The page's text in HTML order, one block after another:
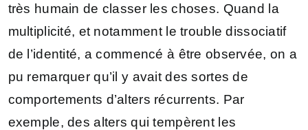
très humain de classer les choses. Quand la
multiplicité, et notamment le trouble dissociatif
de l’identité, a commencé à être observée, on a
pu remarquer qu’il y avait des sortes de
comportements d’alters récurrents. Par
exemple, des alters qui tempèrent les